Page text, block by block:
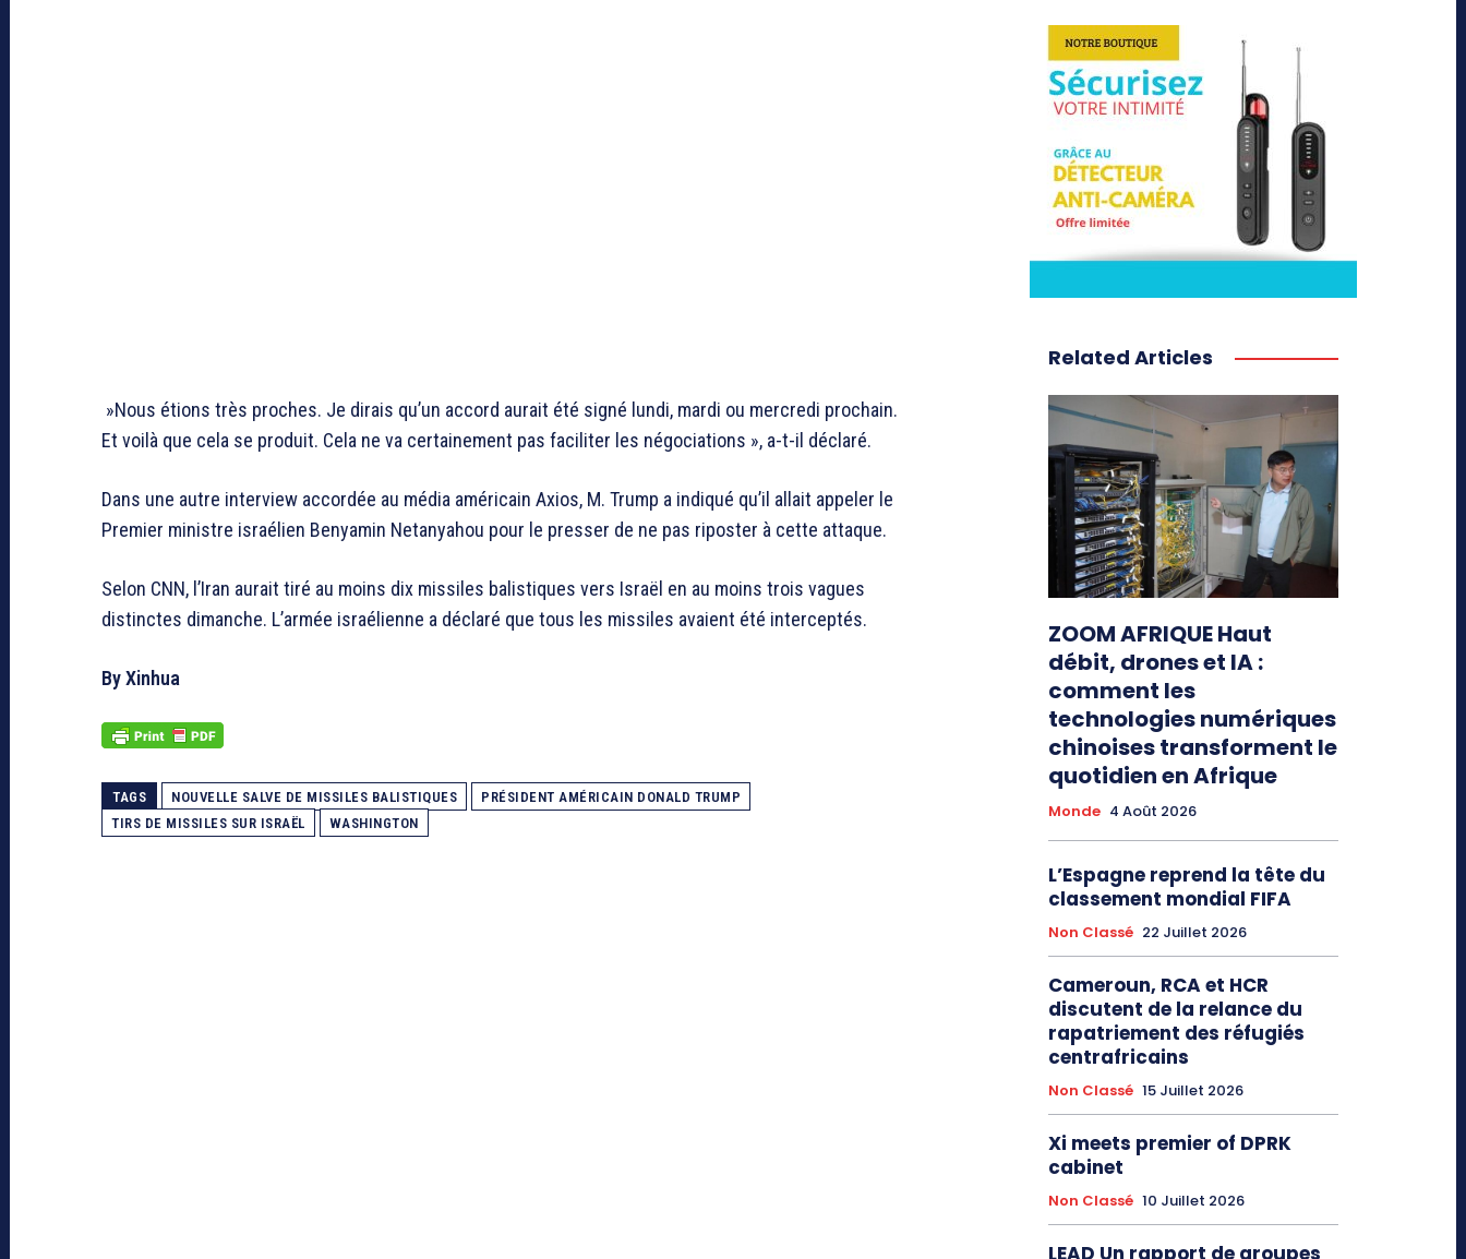
»Nous étions très proches. Je dirais qu’un accord aurait été signé lundi, mardi ou mercredi prochain.
Et voilà que cela se produit. Cela ne va certainement pas faciliter les négociations », a-t-il déclaré.
Dans une autre interview accordée au média américain Axios, M. Trump a indiqué qu’il allait appeler le
Premier ministre israélien Benyamin Netanyahou pour le presser de ne pas riposter à cette attaque.
Selon CNN, l’Iran aurait tiré au moins dix missiles balistiques vers Israël en au moins trois vagues
distinctes dimanche. L’armée israélienne a déclaré que tous les missiles avaient été interceptés.
By Xinhua
TAGS NOUVELLE SALVE DE MISSILES BALISTIQUES
PRÉSIDENT AMÉRICAIN DONALD TRUMP
TIRS DE MISSILES SUR ISRAËL
WASHINGTON
Related Articles
ZOOM AFRIQUE Haut
débit, drones et IA :
comment les
technologies numériques
chinoises transforment le
quotidien en Afrique
Monde 4 Août 2026
L’Espagne reprend la tête du
classement mondial FIFA
Non Classé 22 Juillet 2026
Cameroun, RCA et HCR
discutent de la relance du
rapatriement des réfugiés
centrafricains
Non Classé 15 Juillet 2026
Xi meets premier of DPRK
cabinet
Non Classé 10 Juillet 2026
LEAD Un rapport de groupes